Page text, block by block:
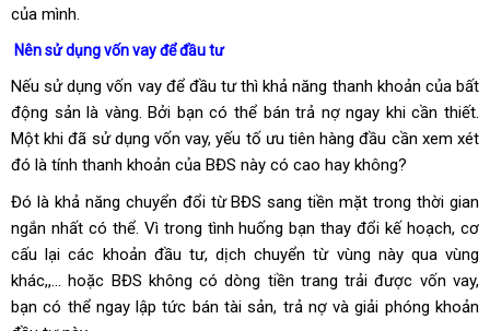
của mình.
Nên sử dụng vốn vay để đầu tư
Nếu sử dụng vốn vay để đầu tư thì khả năng thanh khoản của bất
động sản là vàng. Bởi bạn có thể bán trả nợ ngay khi cần thiết.
Một khi đã sử dụng vốn vay, yếu tố ưu tiên hàng đầu cần xem xét
đó là tính thanh khoản của BĐS này có cao hay không?
Đó là khả năng chuyển đổi từ BĐS sang tiền mặt trong thời gian
ngắn nhất có thể. Vì trong tình huống bạn thay đổi kế hoạch, cơ
cấu lại các khoản đầu tư, dịch chuyển từ vùng này qua vùng
khác,,… hoặc BĐS không có dòng tiền trang trải được vốn vay,
bạn có thể ngay lập tức bán tài sản, trả nợ và giải phóng khoản